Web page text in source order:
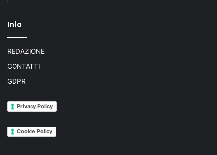
Info
REDAZIONE
CONTATTI
GDPR
Privacy Policy
Cookie Policy